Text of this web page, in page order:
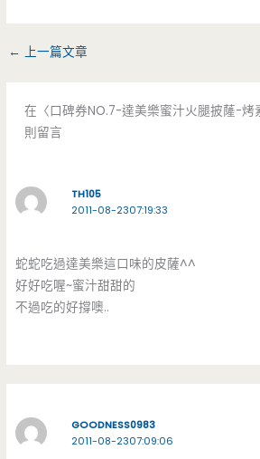
← 上一篇文章
在〈口碑券NO.7-達美樂蜜汁火腿披蕯-烤
則留言
TH105
2011-08-2307:19:33
蛇蛇吃過達美樂這口味的皮薩^^
好好吃喔~蜜汁甜甜的
不過吃的好撐噢..
GOODNESS0983
2011-08-2307:09:06